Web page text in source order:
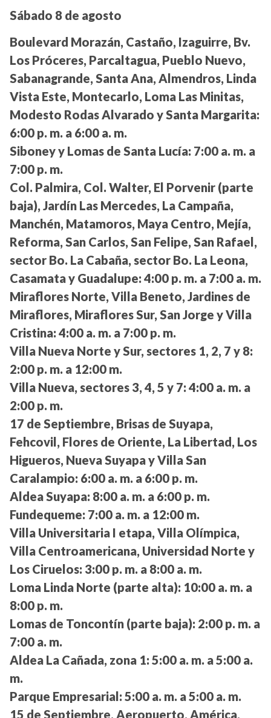
Sábado 8 de agosto
Boulevard Morazán, Castaño, Izaguirre, Bv.
Los Próceres, Parcaltagua, Pueblo Nuevo,
Sabanagrande, Santa Ana, Almendros, Linda
Vista Este, Montecarlo, Loma Las Minitas,
Modesto Rodas Alvarado y Santa Margarita:
6:00 p. m. a 6:00 a. m.
Siboney y Lomas de Santa Lucía: 7:00 a. m. a
7:00 p. m.
Col. Palmira, Col. Walter, El Porvenir (parte
baja), Jardín Las Mercedes, La Campaña,
Manchén, Matamoros, Maya Centro, Mejía,
Reforma, San Carlos, San Felipe, San Rafael,
sector Bo. La Cabaña, sector Bo. La Leona,
Casamata y Guadalupe: 4:00 p. m. a 7:00 a. m.
Miraflores Norte, Villa Beneto, Jardines de
Miraflores, Miraflores Sur, San Jorge y Villa
Cristina: 4:00 a. m. a 7:00 p. m.
Villa Nueva Norte y Sur, sectores 1, 2, 7 y 8:
2:00 p. m. a 12:00 m.
Villa Nueva, sectores 3, 4, 5 y 7: 4:00 a. m. a
2:00 p. m.
17 de Septiembre, Brisas de Suyapa,
Fehcovil, Flores de Oriente, La Libertad, Los
Higueros, Nueva Suyapa y Villa San
Caralampio: 6:00 a. m. a 6:00 p. m.
Aldea Suyapa: 8:00 a. m. a 6:00 p. m.
Fundequeme: 7:00 a. m. a 12:00 m.
Villa Universitaria I etapa, Villa Olímpica,
Villa Centroamericana, Universidad Norte y
Los Ciruelos: 3:00 p. m. a 8:00 a. m.
Loma Linda Norte (parte alta): 10:00 a. m. a
8:00 p. m.
Lomas de Toncontín (parte baja): 2:00 p. m. a
7:00 a. m.
Aldea La Cañada, zona 1: 5:00 a. m. a 5:00 a.
m.
Parque Empresarial: 5:00 a. m. a 5:00 a. m.
15 de Septiembre, Aeropuerto, América,